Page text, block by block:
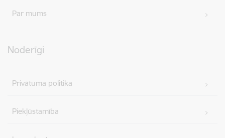
Par mums
Noderīgi
Privātuma politika
Piekļūstamība